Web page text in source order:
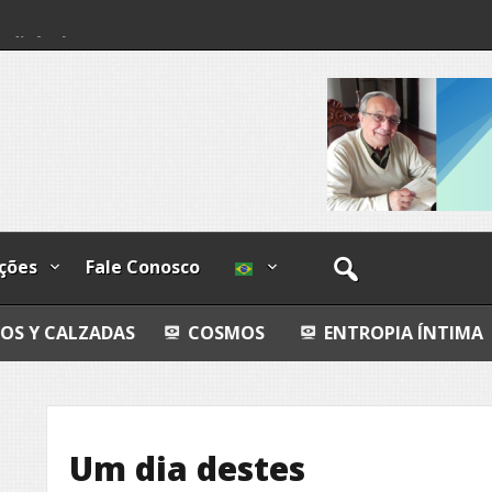
Fale Conosco
COSMOS ENTROPIA ÍNTIMA
Um dia destes